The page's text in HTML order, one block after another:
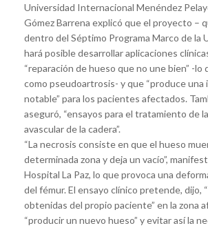
Universidad Internacional Menéndez
Gómez Barrena explicó que el proyecto –
dentro del Séptimo Programa Marco de la
hará posible desarrollar aplicaciones
“reparación de hueso que no une bien” -lo
como pseudoartrosis- y que “produce una
notable” para los pacientes afectados.
aseguró, “ensayos para el tratamiento de
avascular de la cadera”.
“La necrosis consiste en que el hueso
determinada zona y deja un vacío”,
Hospital La Paz, lo que provoca una
del fémur. El ensayo clínico pretende, dijo,
obtenidas del propio paciente” en la zona
“producir un nuevo hueso” y evitar así la